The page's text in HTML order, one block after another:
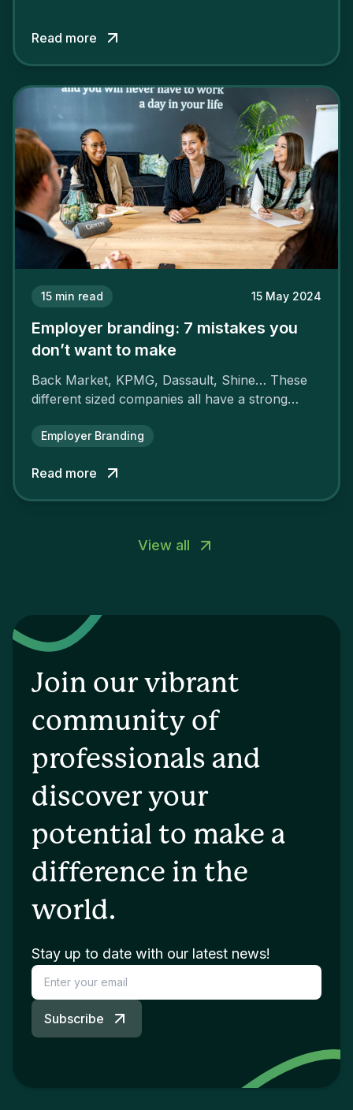
attract the best profiles.
Read more
15 min read 15 May 2024
Employer branding: 7 mistakes you
don’t want to make
Back Market, KPMG, Dassault, Shine… These
different sized companies all have a strong
attractiveness and loyalty and makes their
Employer Branding
Read more
View all
Join our vibrant
community of
professionals and
discover your
potential to make a
difference in the
world.
Stay up to date with our latest news!
Subscribe